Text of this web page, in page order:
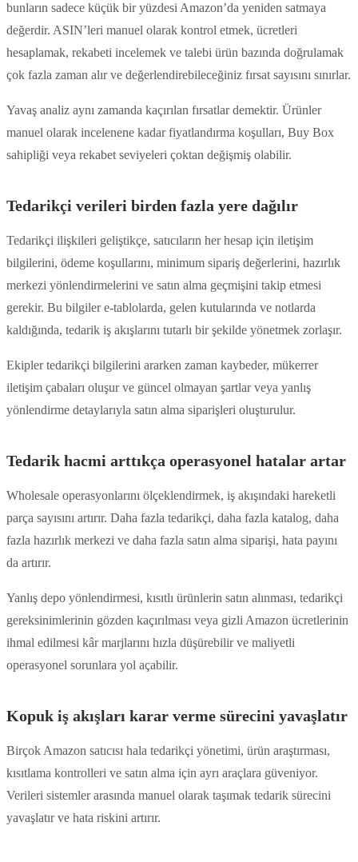
bunların sadece küçük bir yüzdesi Amazon’da yeniden satmaya
değerdir. ASIN’leri manuel olarak kontrol etmek, ücretleri
hesaplamak, rekabeti incelemek ve talebi ürün bazında doğrulamak
çok fazla zaman alır ve değerlendirebileceğiniz fırsat sayısını sınırlar.
Yavaş analiz aynı zamanda kaçırılan fırsatlar demektir. Ürünler
manuel olarak incelenene kadar fiyatlandırma koşulları, Buy Box
sahipliği veya rekabet seviyeleri çoktan değişmiş olabilir.
Tedarikçi verileri birden fazla yere dağılır
Tedarikçi ilişkileri geliştikçe, satıcıların her hesap için iletişim
bilgilerini, ödeme koşullarını, minimum sipariş değerlerini, hazırlık
merkezi yönlendirmelerini ve satın alma geçmişini takip etmesi
gerekir. Bu bilgiler e-tablolarda, gelen kutularında ve notlarda
kaldığında, tedarik iş akışlarını tutarlı bir şekilde yönetmek zorlaşır.
Ekipler tedarikçi bilgilerini ararken zaman kaybeder, mükerrer
iletişim çabaları oluşur ve güncel olmayan şartlar veya yanlış
yönlendirme detaylarıyla satın alma siparişleri oluşturulur.
Tedarik hacmi arttıkça operasyonel hatalar artar
Wholesale operasyonlarını ölçeklendirmek, iş akışındaki hareketli
parça sayısını artırır. Daha fazla tedarikçi, daha fazla katalog, daha
fazla hazırlık merkezi ve daha fazla satın alma siparişi, hata payını
da artırır.
Yanlış depo yönlendirmesi, kısıtlı ürünlerin satın alınması, tedarikçi
gereksinimlerinin gözden kaçırılması veya gizli Amazon ücretlerinin
ihmal edilmesi kâr marjlarını hızla düşürebilir ve maliyetli
operasyonel sorunlara yol açabilir.
Kopuk iş akışları karar verme sürecini yavaşlatır
Birçok Amazon satıcısı hala tedarikçi yönetimi, ürün araştırması,
kısıtlama kontrolleri ve satın alma için ayrı araçlara güveniyor.
Verileri sistemler arasında manuel olarak taşımak tedarik sürecini
yavaşlatır ve hata riskini artırır.